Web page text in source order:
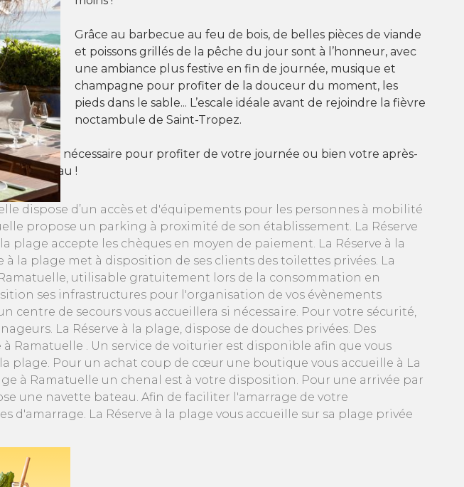
Grâce au barbecue au feu de bois, de belles pièces de viande
et poissons grillés de la pêche du jour sont à l’honneur, avec
une ambiance plus festive en fin de journée, musique et
champagne pour profiter de la douceur du moment, les
pieds dans le sable... L’escale idéale avant de rejoindre la fièvre
noctambule de Saint-Tropez.
le confort nécessaire pour profiter de votre journée ou bien votre après-
dans l’eau !
dispose d’un accès et d'équipements pour les personnes à mobilité
propose un parking à proximité de son établissement. La Réserve
plage accepte les chèques en moyen de paiement. La Réserve à la
la plage met à disposition de ses clients des toilettes privées. La
utilisable gratuitement lors de la consommation en
ses infrastructures pour l'organisation de vos évènements
centre de secours vous accueillera si nécessaire. Pour votre sécurité,
La Réserve à la plage, dispose de douches privées. Des
Ramatuelle . Un service de voiturier est disponible afin que vous
plage. Pour un achat coup de cœur une boutique vous accueille à La
à Ramatuelle un chenal est à votre disposition. Pour une arrivée par
une navette bateau. Afin de faciliter l'amarrage de votre
La Réserve à la plage vous accueille sur sa plage privée